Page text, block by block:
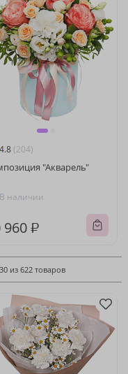
4.8 (204)
"Акварель"
В наличии
960 ₽
из 622 товаров